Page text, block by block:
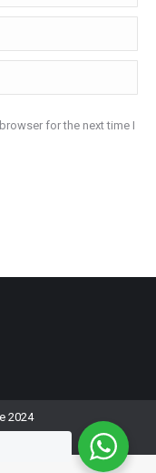
for the next time I
2024